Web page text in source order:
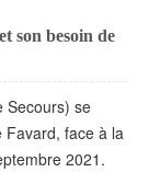
et son besoin de
Secours) se
Favard, face à la
2021.